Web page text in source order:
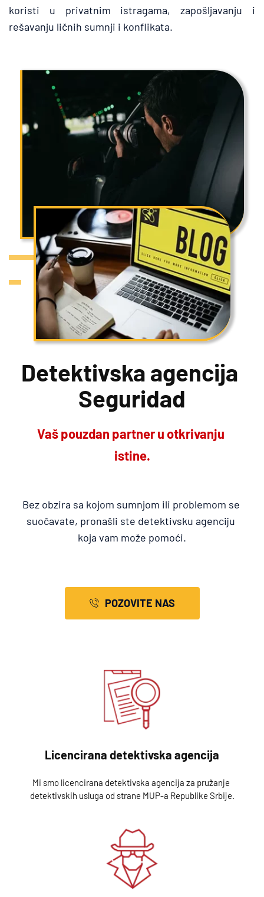
koristi u privatnim istragama, zapošljavanju i
rešavanju ličnih sumnji i konflikata.
Detektivska agencija
Seguridad
Vaš pouzdan partner u otkrivanju
istine.
Bez obzira sa kojom sumnjom ili problemom se
suočavate, pronašli ste detektivsku agenciju
koja vam može pomoći.
POZOVITE NAS
Licencirana detektivska agencija
Mi smo licencirana detektivska agencija za pružanje
detektivskih usluga od strane MUP-a Republike Srbije.